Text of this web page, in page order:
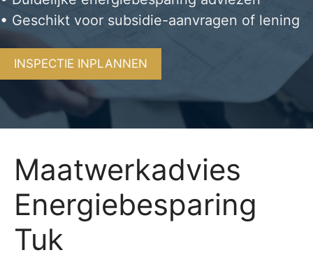
• Geschikt voor subsidie-aanvragen of lening
INSPECTIE INPLANNEN
Maatwerkadvies
Energiebesparing
Tuk